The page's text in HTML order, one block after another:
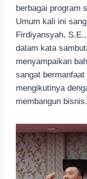
berbagai program
Umum kali ini
Firdiyansyah,
dalam kata
menyampaikan
sangat
mengikutinya
membangun bisnis.